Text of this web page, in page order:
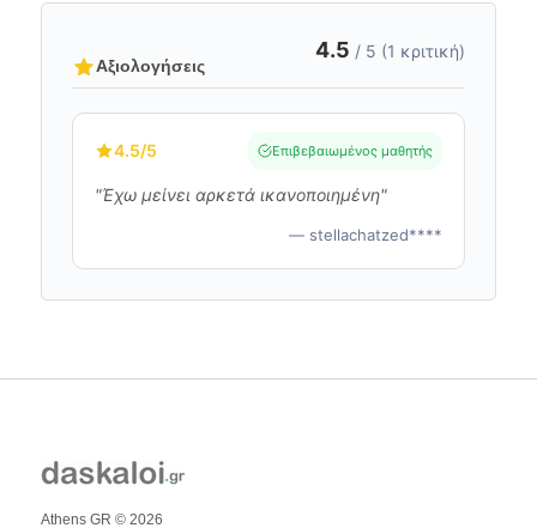
Αξιολογήσεις
4.5 / 5 (1 κριτική)
4.5/5 Επιβεβαιωμένος μαθητής
"Έχω μείνει αρκετά ικανοποιημένη"
— stellachatzed****
Athens GR © 2026